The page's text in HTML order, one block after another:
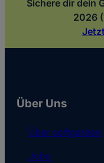
Sichere dir dein
2026
Über Uns
Über softgarden
Jobs